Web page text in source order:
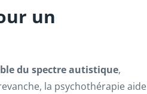
un
du spectre autistique,
la psychothérapie aide